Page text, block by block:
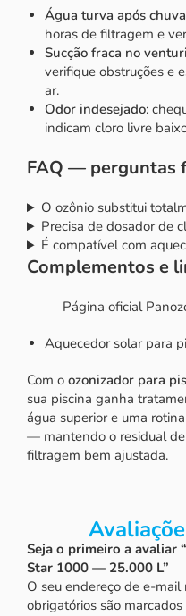
Água turva após chuva
horas de filtragem e
Sucção fraca no venturi
verifique obstruções e
ar.
Odor indesejado:
indicam cloro livre
FAQ — perguntas
O ozônio substitui
Precisa de dosador de
É compatível com
Complementos e
Página oficial
Aquecedor solar para
Com o ozonizador para
sua piscina ganha
água superior e uma
— mantendo o residual de
filtragem bem ajustada.
Seja o primeiro a avaliar
Star 1000 — 25.000 L”
O seu endereço de e-mail
obrigatórios são marcados